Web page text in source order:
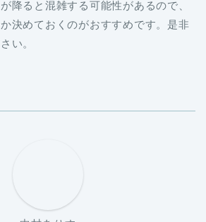
い。
がら、フリーのイラストレーター・